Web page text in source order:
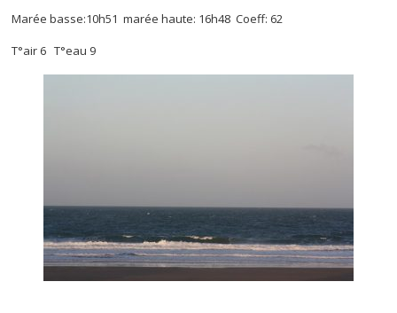
Marée basse:10h51 marée haute: 16h48 Coeff: 62
T°air 6 T°eau 9